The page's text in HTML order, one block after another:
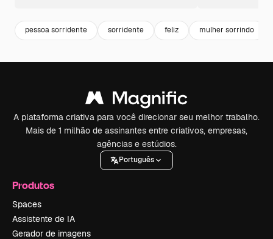
pessoa sorridente sorridente feliz mulher sorrindo
A plataforma criativa para você direcionar seu melhor trabalho.
Mais de 1 milhão de assinantes entre criativos, empresas,
agências e estúdios.
Português
Produtos
Spaces
Assistente de IA
Gerador de imagens